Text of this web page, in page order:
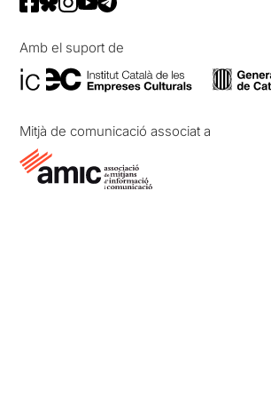
Amb el suport de
Mitjà de comunicació associat a